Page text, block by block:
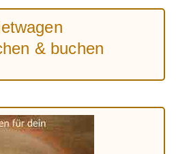
& buchen